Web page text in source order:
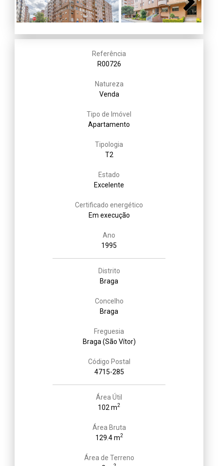
Next
Referência
R00726
Natureza
Venda
Tipo de Imóvel
Apartamento
Tipologia
T2
Estado
Excelente
Certificado energético
Em execução
Ano
1995
Distrito
Braga
Concelho
Braga
Freguesia
Braga (São Vítor)
Código Postal
4715-285
Área Útil
102 m2
Área Bruta
129.4 m2
Área de Terreno